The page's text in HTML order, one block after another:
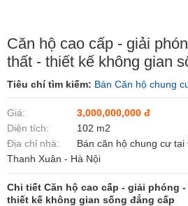
Căn hộ cao cấp - giải
thất - thiết kế không gian
Tiêu chí tìm kiếm: Bán Căn hộ chung
Giá:
3,000,000,000 đ
Diện tích:
102 m2
Địa chỉ nhà:
Bán căn hộ chung cư
Thanh Xuân - Hà Nội
Chi tiết Căn hộ cao cấp - giải phóng
thiết kế không gian sống đẳng cấp